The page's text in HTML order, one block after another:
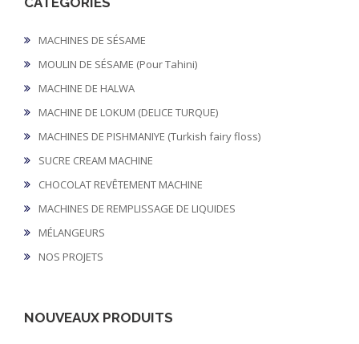
MACHINES DE SÉSAME
MOULIN DE SÉSAME (Pour Tahini)
MACHINE DE HALWA
MACHINE DE LOKUM (DELICE TURQUE)
MACHINES DE PISHMANIYE (Turkish fairy floss)
SUCRE CREAM MACHINE
CHOCOLAT REVÊTEMENT MACHINE
MACHINES DE REMPLISSAGE DE LIQUIDES
MÉLANGEURS
NOS PROJETS
NOUVEAUX PRODUITS